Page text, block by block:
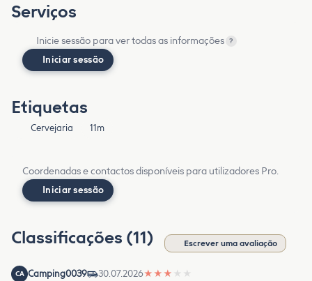
Serviços
Inicie sessão para ver todas as informações ?
Iniciar sessão
Etiquetas
Cervejaria 11m
Coordenadas e contactos disponíveis para utilizadores Pro.
Iniciar sessão
Classificações (11) Escrever uma avaliação
CA Camping0039 30.07.2026★ ★ ★ ★ ★